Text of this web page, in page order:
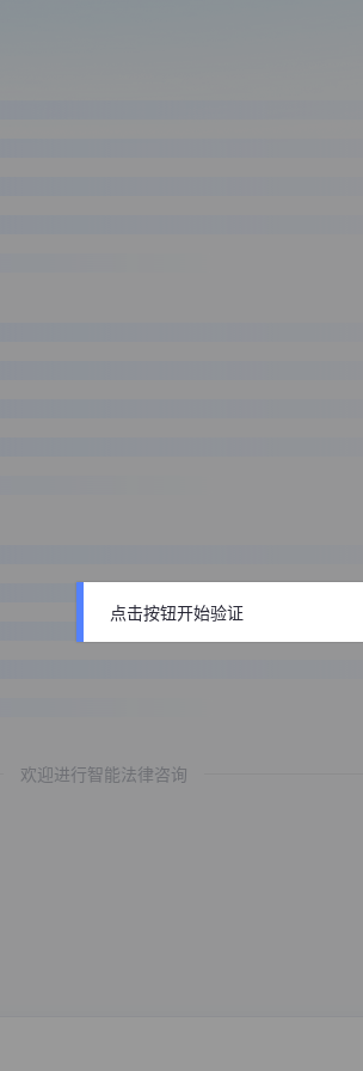
欢迎进行智能法律咨询
点击按钮开始验证